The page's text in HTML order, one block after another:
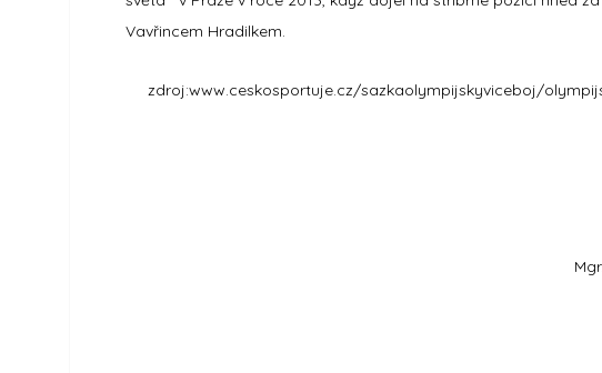
Vavřincem Hradilkem.
zdroj:www.ceskosportuje.cz/sazkaolympijskyviceboj/